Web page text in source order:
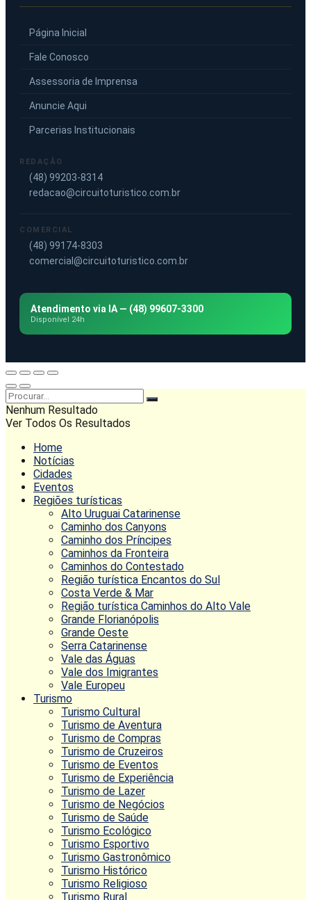
Página Inicial
Fale Conosco
Assessoria de Imprensa
Anuncie Aqui
Parcerias Institucionais
REDAÇÃO
(48) 99203-8314
redacao@circuitoturistico.com.br
COMERCIAL
(48) 99174-8303
comercial@circuitoturistico.com.br
Atendimento via IA — (48) 99607-3300
Disponível 24h
Nenhum Resultado
Ver Todos Os Resultados
Home
Notícias
Cidades
Eventos
Regiões turísticas
Alto Uruguai Catarinense
Caminho dos Canyons
Caminho dos Príncipes
Caminhos da Fronteira
Caminhos do Contestado
Região turística Encantos do Sul
Costa Verde & Mar
Região turística Caminhos do Alto Vale
Grande Florianópolis
Grande Oeste
Serra Catarinense
Vale das Águas
Vale dos Imigrantes
Vale Europeu
Turismo
Turismo Cultural
Turismo de Aventura
Turismo de Compras
Turismo de Cruzeiros
Turismo de Eventos
Turismo de Experiência
Turismo de Lazer
Turismo de Negócios
Turismo de Saúde
Turismo Ecológico
Turismo Esportivo
Turismo Gastronômico
Turismo Histórico
Turismo Religioso
Turismo Rural